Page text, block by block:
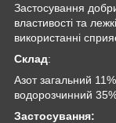
Застосування
властивості та
використанні
Склад:
Азот загальний
водорозчинний
Застосування: